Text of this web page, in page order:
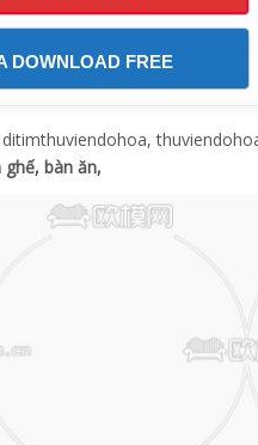
DOWNLOAD FREE
ghế, bàn ăn,